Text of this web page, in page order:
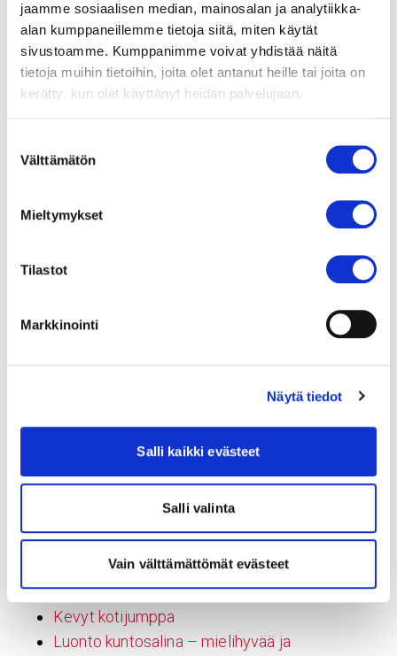
jaamme sosiaalisen median, mainosalan ja analytiikka-
alan kumppaneillemme tietoja siitä, miten käytät
sivustoamme. Kumppanimme voivat yhdistää näitä
tietoja muihin tietoihin, joita olet antanut heille tai joita on
kerätty, kun olet käyttänyt heidän palvelujaan.
valinta
Välttämätön
Mieltymykset
Tilastot
Markkinointi
Näytä tiedot
Salli kaikki evästeet
Salli valinta
Vain välttämättömät evästeet
Sydäntehohoito ja -valvonta
Asiakkaidemme kokemuksia
Sydänanestesia
Potilashotelli
Sydänfilmi EKG ja Holter
Sydämen ultraäänitutkimukset
Kuuden minuutin kävelytesti
Sepelvaltimoiden varjoainekuvaus ja
Sepelvaltimoiden ohitusleikkaus
Läppävikojen leikkaushoidot
Fysioterapia Sydänsairaalassa
Vajaatoimintapotilaan fysioterapia
TOS-toimenpidepotilaan fysioterapia
Tahdistinpotilaan fysioterapia
Kevyt kotijumppa
Luonto kuntosalina – mielihyvää ja